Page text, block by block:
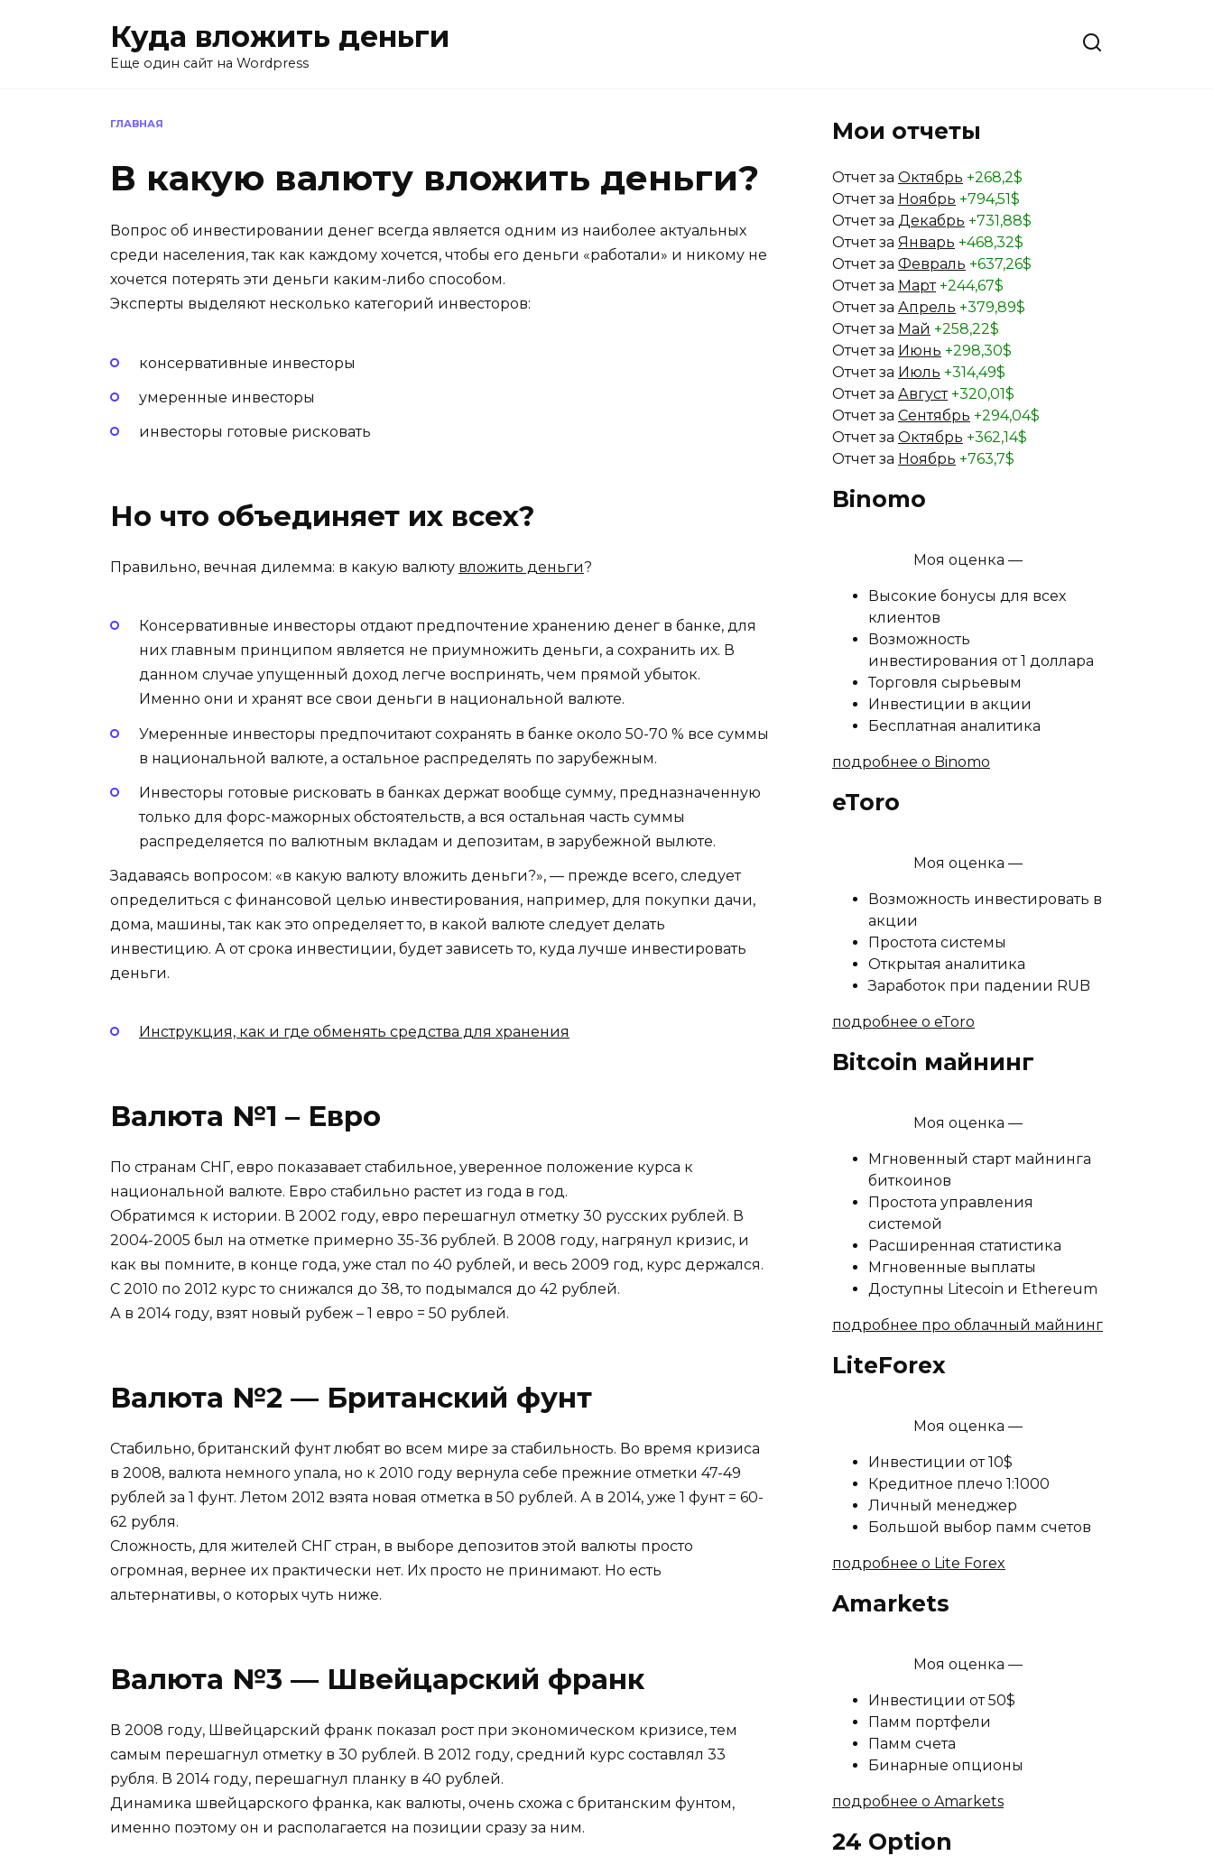
Куда вложить деньги
Еще один сайт на Wordpress
ГЛАВНАЯ
В какую валюту вложить деньги?
Вопрос об инвестировании денег всегда является одним из наиболее актуальных
среди населения, так как каждому хочется, чтобы его деньги «работали» и никому не
хочется потерять эти деньги каким-либо способом.
Эксперты выделяют несколько категорий инвесторов:
консервативные инвесторы
умеренные инвесторы
инвесторы готовые рисковать
Но что объединяет их всех?
Правильно, вечная дилемма: в какую валюту вложить деньги?
Консервативные инвесторы отдают предпочтение хранению денег в банке, для
них главным принципом является не приумножить деньги, а сохранить их. В
данном случае упущенный доход легче воспринять, чем прямой убыток.
Именно они и хранят все свои деньги в национальной валюте.
Умеренные инвесторы предпочитают сохранять в банке около 50-70 % все суммы
в национальной валюте, а остальное распределять по зарубежным.
Инвесторы готовые рисковать в банках держат вообще сумму, предназначенную
только для форс-мажорных обстоятельств, а вся остальная часть суммы
распределяется по валютным вкладам и депозитам, в зарубежной вылюте.
Задаваясь вопросом: «в какую валюту вложить деньги?», — прежде всего, следует
определиться с финансовой целью инвестирования, например, для покупки дачи,
дома, машины, так как это определяет то, в какой валюте следует делать
инвестицию. А от срока инвестиции, будет зависеть то, куда лучше инвестировать
деньги.
Инструкция, как и где обменять средства для хранения
Валюта №1 – Евро
По странам СНГ, евро показавает стабильное, уверенное положение курса к
национальной валюте. Евро стабильно растет из года в год.
Обратимся к истории. В 2002 году, евро перешагнул отметку 30 русских рублей. В
2004-2005 был на отметке примерно 35-36 рублей. В 2008 году, нагрянул кризис, и
как вы помните, в конце года, уже стал по 40 рублей, и весь 2009 год, курс держался.
С 2010 по 2012 курс то снижался до 38, то подымался до 42 рублей.
А в 2014 году, взят новый рубеж – 1 евро = 50 рублей.
Валюта №2 — Британский фунт
Стабильно, британский фунт любят во всем мире за стабильность. Во время кризиса
в 2008, валюта немного упала, но к 2010 году вернула себе прежние отметки 47-49
рублей за 1 фунт. Летом 2012 взята новая отметка в 50 рублей. А в 2014, уже 1 фунт = 60-
62 рубля.
Сложность, для жителей СНГ стран, в выборе депозитов этой валюты просто
огромная, вернее их практически нет. Их просто не принимают. Но есть
альтернативы, о которых чуть ниже.
Валюта №3 — Швейцарский франк
В 2008 году, Швейцарский франк показал рост при экономическом кризисе, тем
самым перешагнул отметку в 30 рублей. В 2012 году, средний курс составлял 33
рубля. В 2014 году, перешагнул планку в 40 рублей.
Динамика швейцарского франка, как валюты, очень схожа с британским фунтом,
именно поэтому он и располагается на позиции сразу за ним.
Мои отчеты
Отчет за Октябрь +268,2$
Отчет за Ноябрь +794,51$
Отчет за Декабрь +731,88$
Отчет за Январь +468,32$
Отчет за Февраль +637,26$
Отчет за Март+244,67$
Отчет за Апрель +379,89$
Отчет за Май +258,22$
Отчет за Июнь +298,30$
Отчет за Июль +314,49$
Отчет за Август+320,01$
Отчет за Сентябрь +294,04$
Отчет за Октябрь +362,14$
Отчет за Ноябрь +763,7$
Binomo
Моя оценка —
Высокие бонусы для всех
клиентов
Возможность
инвестирования от 1 доллара
Торговля сырьевым
Инвестиции в акции
Бесплатная аналитика
подробнее о Binomo
eToro
Моя оценка —
Возможность инвестировать в
акции
Простота системы
Открытая аналитика
Заработок при падении RUB
подробнее о eToro
Bitcoin майнинг
Моя оценка —
Мгновенный старт майнинга
биткоинов
Простота управления
системой
Расширенная статистика
Мгновенные выплаты
Доступны Litecoin и Ethereum
подробнее про облачный майнинг
LiteForex
Моя оценка —
Инвестиции от 10$
Кредитное плечо 1:1000
Личный менеджер
Большой выбор памм счетов
подробнее о Lite Forex
Amarkets
Моя оценка —
Инвестиции от 50$
Памм портфели
Памм счета
Бинарные опционы
подробнее о Amarkets
24 Option